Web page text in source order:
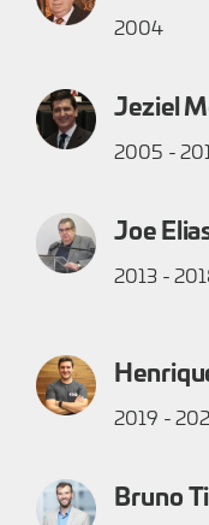
2004
Jeziel
2005 -
Joe
2013 -
2019 -
Bruno